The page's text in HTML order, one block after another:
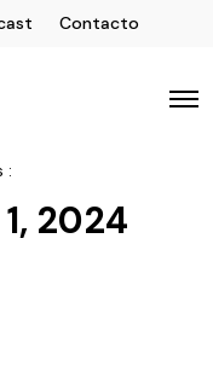
Contacto
:
2024